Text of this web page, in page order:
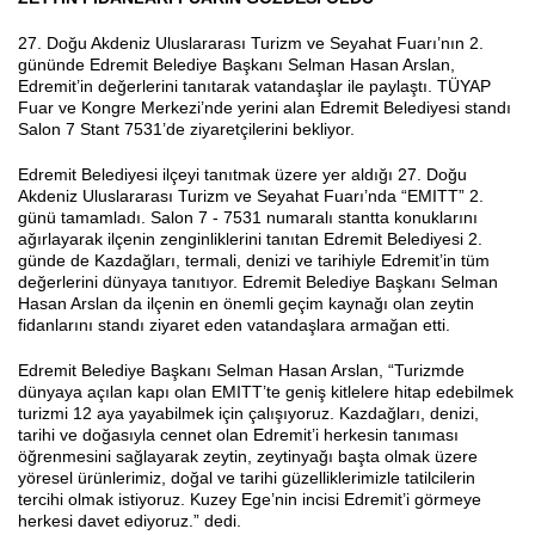
27. Doğu Akdeniz Uluslararası Turizm ve Seyahat Fuarı’nın 2.
gününde Edremit Belediye Başkanı Selman Hasan Arslan,
Edremit’in değerlerini tanıtarak vatandaşlar ile paylaştı. TÜYAP
Fuar ve Kongre Merkezi’nde yerini alan Edremit Belediyesi standı
Salon 7 Stant 7531’de ziyaretçilerini bekliyor.
Edremit Belediyesi ilçeyi tanıtmak üzere yer aldığı 27. Doğu
Akdeniz Uluslararası Turizm ve Seyahat Fuarı’nda “EMITT” 2.
günü tamamladı. Salon 7 - 7531 numaralı stantta konuklarını
ağırlayarak ilçenin zenginliklerini tanıtan Edremit Belediyesi 2.
günde de Kazdağları, termali, denizi ve tarihiyle Edremit’in tüm
değerlerini dünyaya tanıtıyor. Edremit Belediye Başkanı Selman
Hasan Arslan da ilçenin en önemli geçim kaynağı olan zeytin
fidanlarını standı ziyaret eden vatandaşlara armağan etti.
Edremit Belediye Başkanı Selman Hasan Arslan, “Turizmde
dünyaya açılan kapı olan EMITT’te geniş kitlelere hitap edebilmek
turizmi 12 aya yayabilmek için çalışıyoruz. Kazdağları, denizi,
tarihi ve doğasıyla cennet olan Edremit’i herkesin tanıması
öğrenmesini sağlayarak zeytin, zeytinyağı başta olmak üzere
yöresel ürünlerimiz, doğal ve tarihi güzelliklerimizle tatilcilerin
tercihi olmak istiyoruz. Kuzey Ege’nin incisi Edremit’i görmeye
herkesi davet ediyoruz.” dedi.
Haberin Doğru Adresi.